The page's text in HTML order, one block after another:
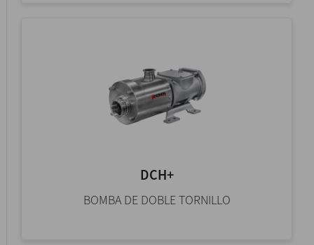
DCH+
BOMBA DE DOBLE TORNILLO